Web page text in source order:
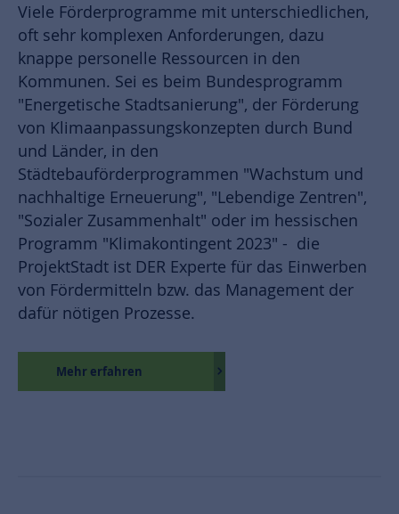
Viele Förderprogramme mit unterschiedlichen,
oft sehr komplexen Anforderungen, dazu
knappe personelle Ressourcen in den
Kommunen. Sei es beim Bundesprogramm
"Energetische Stadtsanierung", der Förderung
von Klimaanpassungskonzepten durch Bund
und Länder, in den
Städtebauförderprogrammen "Wachstum und
nachhaltige Erneuerung", "Lebendige Zentren",
"Sozialer Zusammenhalt" oder im hessischen
Programm "Klimakontingent 2023" - die
ProjektStadt ist DER Experte für das Einwerben
von Fördermitteln bzw. das Management der
dafür nötigen Prozesse.
Mehr erfahren